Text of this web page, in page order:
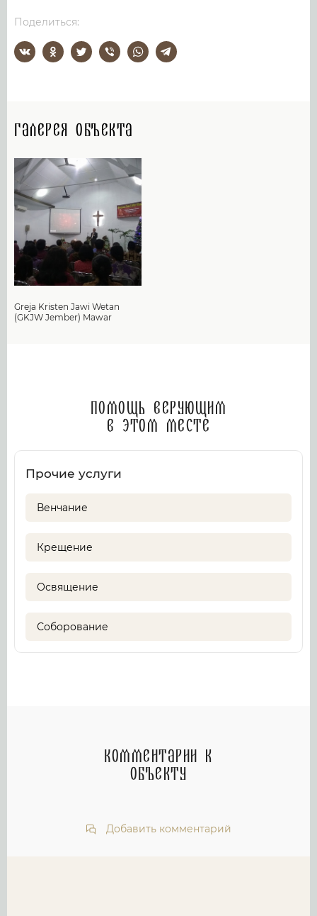
Поделиться:
Галерея объекта
Greja Kristen Jawi Wetan
(GKJW Jember) Mawar
Помощь верующим
в этом месте
Прочие услуги
Венчание
Крещение
Освящение
Соборование
Комментарии к
объекту
Добавить комментарий